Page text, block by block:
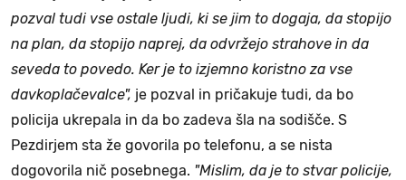
pozval tudi vse ostale ljudi, ki se jim to dogaja, da stopijo
na plan, da stopijo naprej, da odvržejo strahove in da
seveda to povedo. Ker je to izjemno koristno za vse
davkoplačevalce", je pozval in pričakuje tudi, da bo
policija ukrepala in da bo zadeva šla na sodišče. S
Pezdirjem sta že govorila po telefonu, a se nista
dogovorila nič posebnega. "Mislim, da je to stvar policije,